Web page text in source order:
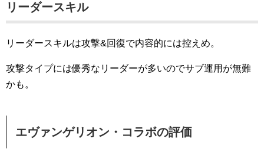
リーダースキル
リーダースキルは攻撃&回復で内容的には控えめ。
攻撃タイプには優秀なリーダーが多いのでサブ運用が無難
かも。
エヴァンゲリオン・コラボの評価